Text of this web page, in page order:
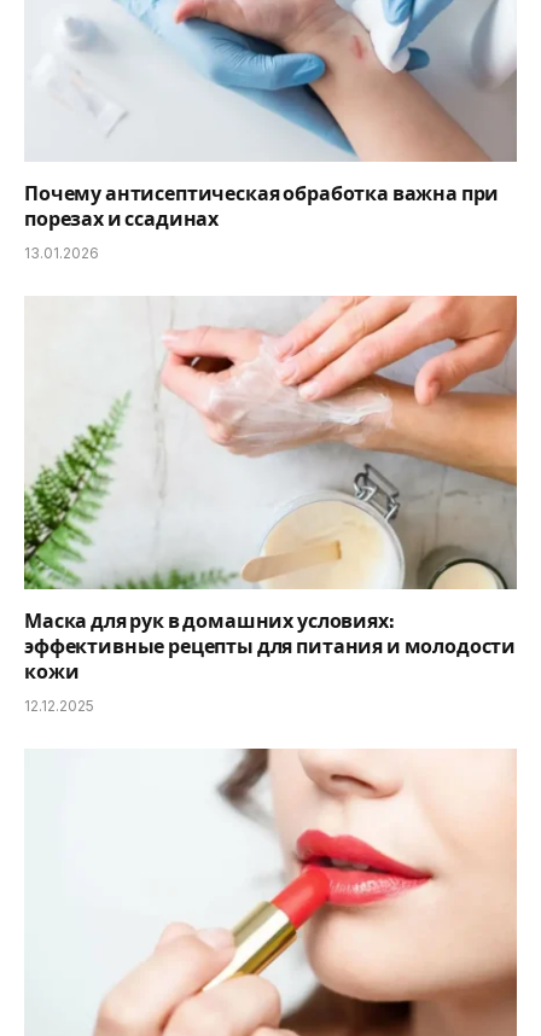
Почему антисептическая обработка важна при
порезах и ссадинах
13.01.2026
Маска для рук в домашних условиях:
эффективные рецепты для питания и молодости
кожи
12.12.2025